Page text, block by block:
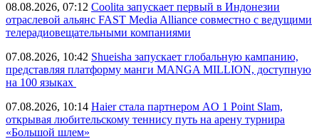
08.08.2026, 07:12 Coolita запускает первый в Индонезии
отраслевой альянс FAST Media Alliance совместно с ведущими
телерадиовещательными компаниями
07.08.2026, 10:42 Shueisha запускает глобальную кампанию,
представляя платформу манги MANGA MILLION, доступную
на 100 языках
07.08.2026, 10:14 Haier стала партнером AO 1 Point Slam,
открывая любительскому теннису путь на арену турнира
«Большой шлем»